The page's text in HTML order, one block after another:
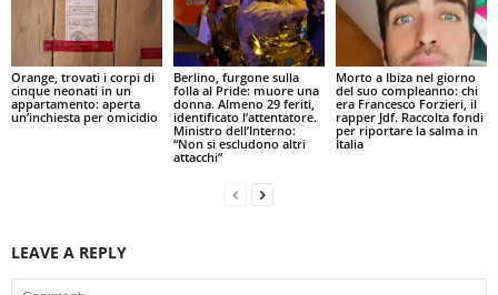
Orange, trovati i corpi di
cinque neonati in un
appartamento: aperta
un’inchiesta per omicidio
Berlino, furgone sulla
folla al Pride: muore una
donna. Almeno 29 feriti,
identificato l’attentatore.
Ministro dell’Interno:
“Non si escludono altri
attacchi”
Morto a Ibiza nel giorno
del suo compleanno: chi
era Francesco Forzieri, il
rapper Jdf. Raccolta fondi
per riportare la salma in
Italia
LEAVE A REPLY